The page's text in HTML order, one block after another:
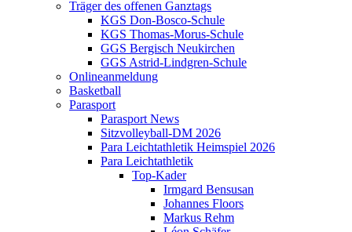
Träger des offenen Ganztags
KGS Don-Bosco-Schule
KGS Thomas-Morus-Schule
GGS Bergisch Neukirchen
GGS Astrid-Lindgren-Schule
Onlineanmeldung
Basketball
Parasport
Parasport News
Sitzvolleyball-DM 2026
Para Leichtathletik Heimspiel 2026
Para Leichtathletik
Top-Kader
Irmgard Bensusan
Johannes Floors
Markus Rehm